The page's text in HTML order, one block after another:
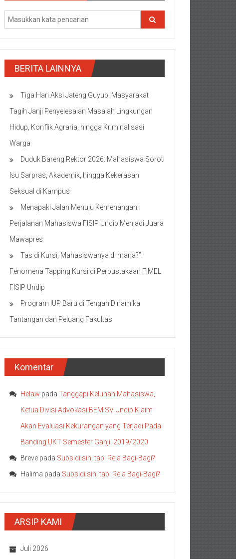
BERITA LAINNYA
Tiga Hari Aksi Jateng Guyub: Masyarakat
Tagih Janji Penyelesaian Masalah Lingkungan
Hidup, Konflik Agraria, hingga Kriminalisasi
Warga
Duduk Bareng Rektor 2026: Mahasiswa Soroti
Isu Sarpras, Akademik, hingga Kekerasan
Seksual di Kampus
Menapaki Jalan Menuju Kemenangan:
Perjalanan Mahasiswa FISIP Undip Menjadi Juara
Mawapres
Tas di Kursi, Mahasiswanya di mana?”:
Fenomena Tapping Kursi di Perpustakaan FIMEL
FISIP Undip
Program IUP Baru di Tengah Dinamika
Tantangan dan Peluang Fakultas
Komentar
Helaw pada Tanggapi Keluhan Mahasiswa,
Ketua Divisi Advokasi BEM SV Undip Klaim
Akan Evaluasi Kekurangan yang Terjadi Pada
Banding UKT Semester Ganjil 2019/2020
Breve pada Subsidi sih, tapi Rela Bagi-Bagi?
Halima pada Subsidi sih, tapi Rela Bagi-Bagi?
ARSIP KAMI
Juli 2026